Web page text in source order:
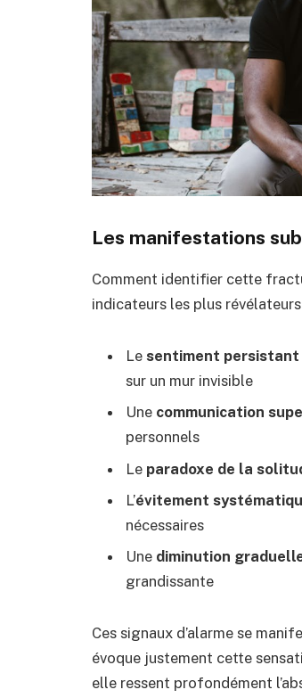
Les manifestations
Comment identifier cette
indicateurs les plus
Le sentiment persistant
sur un mur invisible
Une communication
personnels
Le paradoxe de la
L’évitement
nécessaires
Une diminution
grandissante
Ces signaux d’alarme se
évoque justement cette
elle ressent profondément